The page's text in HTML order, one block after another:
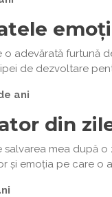
o adevărată furtună
de dezvoltare
ani
din
salvarea mea după o
și emoția pe care o